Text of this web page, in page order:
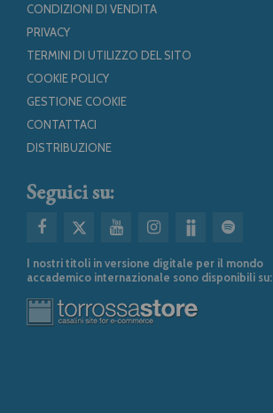
CONDIZIONI DI VENDITA
PRIVACY
TERMINI DI UTILIZZO DEL SITO
COOKIE POLICY
GESTIONE COOKIE
CONTATTACI
DISTRIBUZIONE
Seguici su:
I nostri titoli in versione digitale per il mondo
accademico internazionale sono disponibili su: